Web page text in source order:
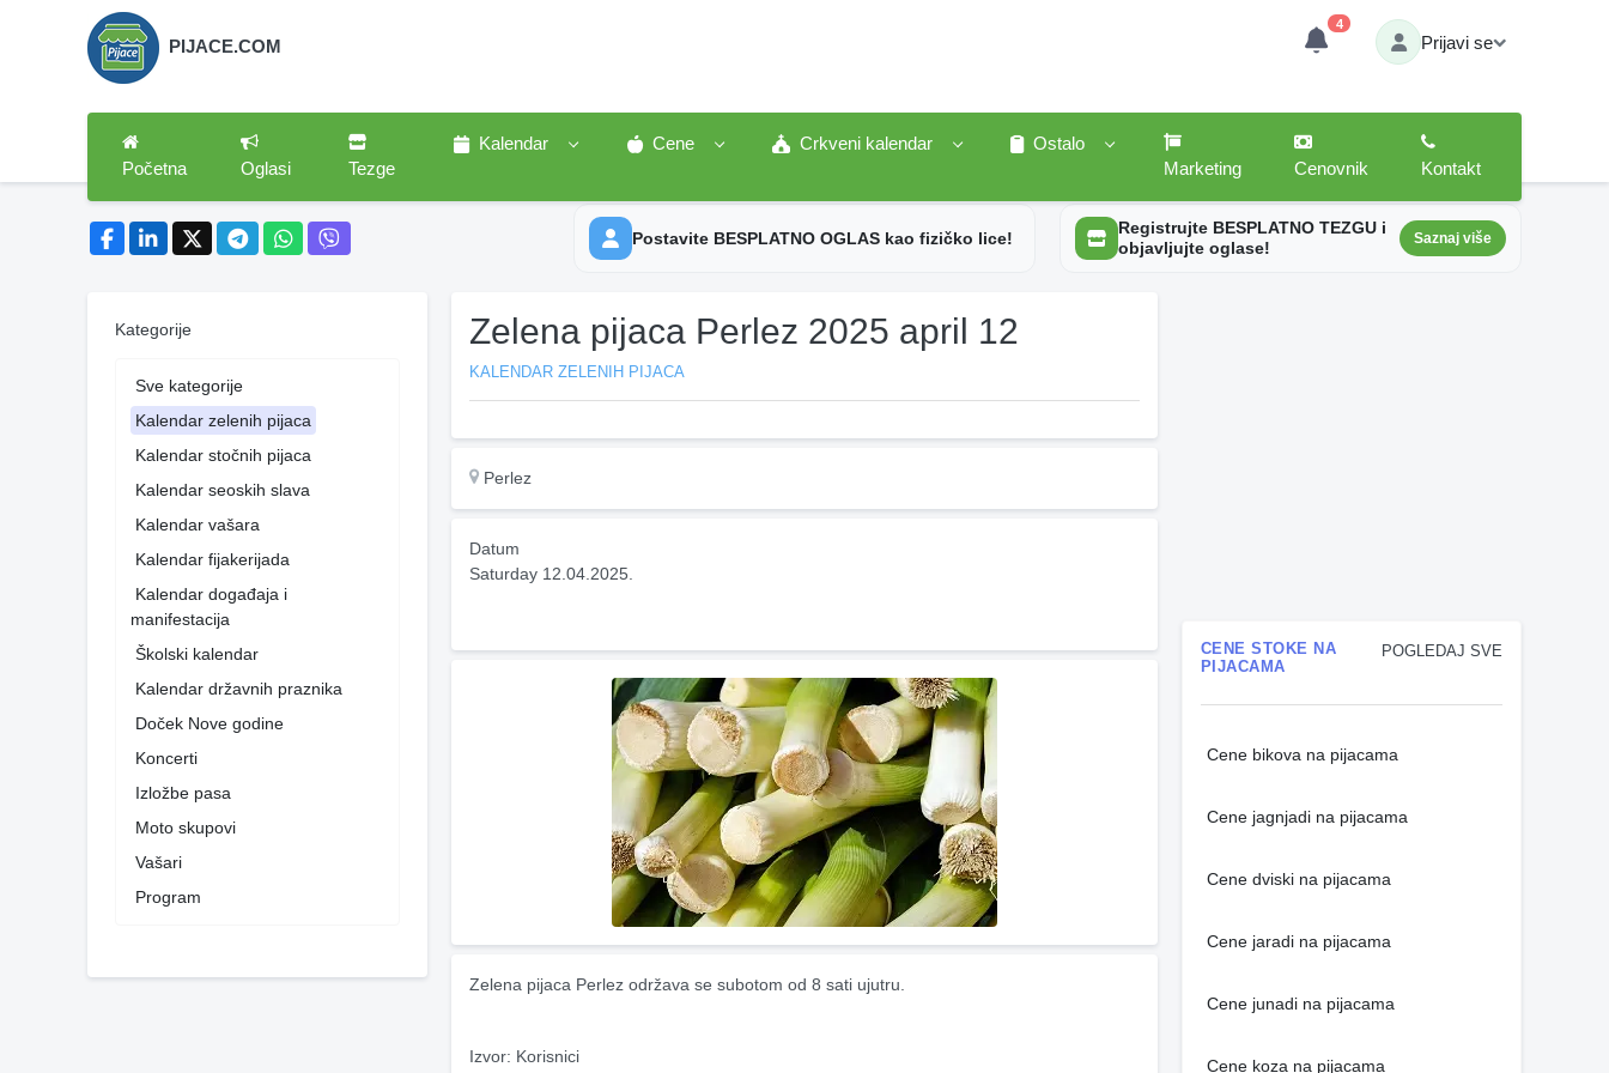
PIJACE.COM
4
Prijavi se
Početna Oglasi Tezge
Kalendar Cene Crkveni kalendar
Ostalo
Marketing
Cenovnik Kontakt
Postavite BESPLATNO OGLAS kao fizičko lice!
Registrujte BESPLATNO TEZGU i
objavljujte oglase!
Saznaj više
Kategorije
Sve kategorije
Kalendar zelenih pijaca
Kalendar stočnih pijaca
Kalendar seoskih slava
Kalendar vašara
Kalendar fijakerijada
Kalendar događaja i
manifestacija
Školski kalendar
Kalendar državnih praznika
Doček Nove godine
Koncerti
Izložbe pasa
Moto skupovi
Vašari
Program
Zelena pijaca Perlez 2025 april 12
KALENDAR ZELENIH PIJACA
Perlez
Datum
Saturday 12.04.2025.
Zelena pijaca Perlez održava se subotom od 8 sati ujutru.
Izvor: Korisnici
POGLEDAJ SVE
CENE STOKE NA
PIJACAMA
Cene bikova na pijacama
Cene jagnjadi na pijacama
Cene dviski na pijacama
Cene jaradi na pijacama
Cene junadi na pijacama
Cene koza na pijacama